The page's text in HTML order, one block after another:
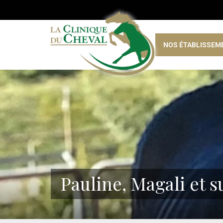
NOS
Pauline, Magali et